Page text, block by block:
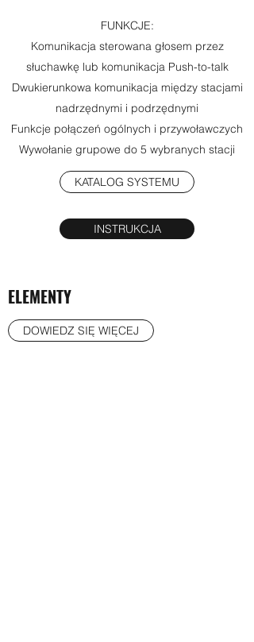
FUNKCJE:
Komunikacja sterowana głosem przez
słuchawkę lub komunikacja Push-to-talk
Dwukierunkowa komunikacja między stacjami
nadrzędnymi i podrzędnymi
Funkcje połączeń ogólnych i przywoławczych
Wywołanie grupowe do 5 wybranych stacji
KATALOG SYSTEMU
INSTRUKCJA
ELEMENTY
DOWIEDZ SIĘ WIĘCEJ